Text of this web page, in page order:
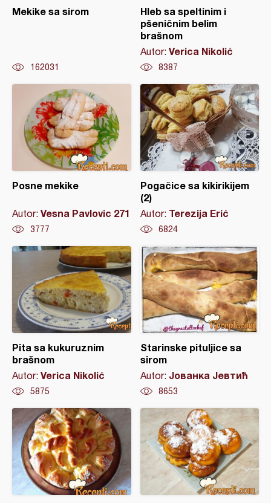
Mekike sa sirom
162031
Hleb sa speltinim i
pšeničnim belim
brašnom
Autor: Verica Nikolić
8387
Posne mekike
Autor: Vesna Pavlovic 271
3777
Pogačice sa kikirikijem
(2)
Autor: Terezija Erić
6824
Pita sa kukuruznim
brašnom
Autor: Verica Nikolić
5875
Starinske pituljice sa
sirom
Autor: Јованка Јевтић
8653